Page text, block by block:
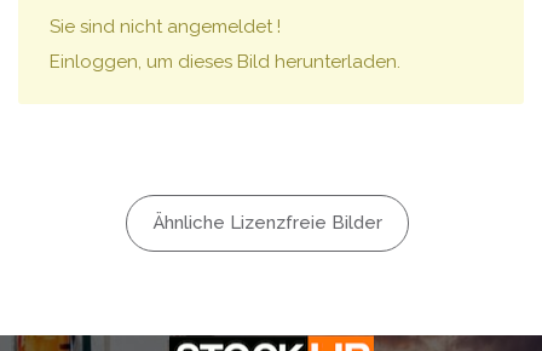
Sie sind nicht angemeldet !
Einloggen, um dieses Bild herunterladen.
Ähnliche Lizenzfreie Bilder